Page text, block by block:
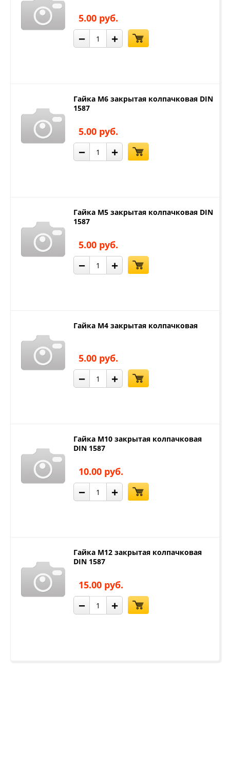
5.00 руб.
− +
Гайка М6 закрытая колпачковая DIN
1587
5.00 руб.
− +
Гайка М5 закрытая колпачковая DIN
1587
5.00 руб.
− +
Гайка М4 закрытая колпачковая
5.00 руб.
− +
Гайка М10 закрытая колпачковая
DIN 1587
10.00 руб.
− +
Гайка М12 закрытая колпачковая
DIN 1587
15.00 руб.
− +